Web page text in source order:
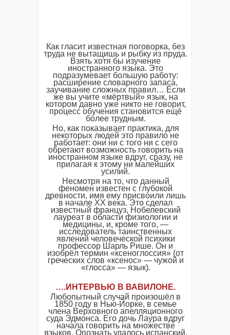
Как гласит известная поговорка, без
труда не вытащишь и рыбку из пруда.
Взять хотя бы изучение
иностранного языка. Это
подразумевает большую работу:
расширение словарного запаса,
заучивание сложных правил… Если
же вы учите «мёртвый» язык, на
котором давно уже никто не говорит,
процесс обучения становится ещё
более трудным.
Но, как показывает практика, для
некоторых людей это правило не
работает: они ни с того ни с сего
обретают возможность говорить на
иностранном языке вдруг, сразу, не
прилагая к этому ни малейших
усилий.
Несмотря на то, что данный
феномен известен с глубокой
древности, имя ему присвоили лишь
в начале XX века. Это сделал
известный француз, Нобелевский
лауреат в области физиологии и
медицины, и, кроме того, —
исследователь таинственных
явлений человеческой психики
профессор Шарль Рише. Он и
изобрёл термин «ксеноглоссия» (от
греческих слов «ксенос» — чужой и
«глосса» — язык).
….ИНТЕРВЬЮ В ВАВИЛОНЕ.
Любопытный случай произошёл в
1850 году в Нью-Йорке, в семье
члена Верховного апелляционного
суда Эдмонса. Его дочь Лаура вдруг
начала говорить на множестве
языков. Опознать удалось испанский,